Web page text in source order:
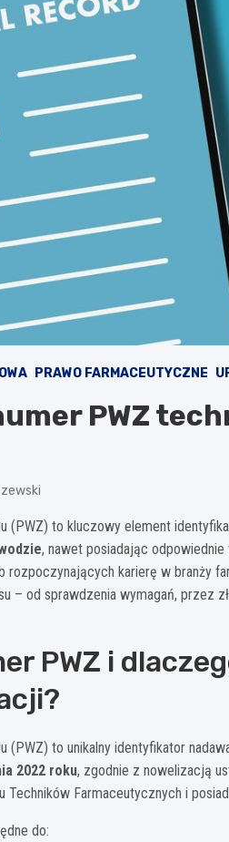
PRAWO FARMACEUTYCZNE
PWZ
(PWZ) to kluczowy element
, nawet posiadając
rozpoczynających karierę w branży
– od sprawdzenia wymagań, przez
PWZ i
(PWZ) to unikalny identyfikator
2022 roku, zgodnie z nowelizacją
Techników Farmaceutycznych i
do: